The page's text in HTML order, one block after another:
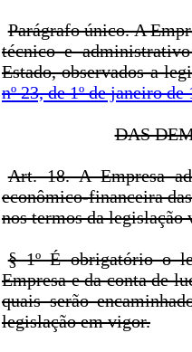
Parágrafo único. A
técnico e
Estado, observados a
nº 23, de 1º de janeiro de
DAS
Art. 18. A Empresa
econômico-financeira
nos termos da legislação
§ 1º É obrigatório o
Empresa e da conta de
quais serão
legislação em vigor.